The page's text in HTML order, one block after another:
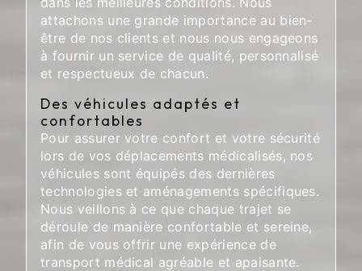
attachons une grande importance au bien-
être de nos clients et nous nous engageons
à fournir un service de qualité, personnalisé
et respectueux de chacun.
Des véhicules adaptés et
confortables
Pour assurer votre confort et votre sécurité
lors de vos déplacements médicalisés, nos
véhicules sont équipés des dernières
technologies et aménagements spécifiques.
Nous veillons à ce que chaque trajet se
déroule de manière confortable et sereine,
afin de vous offrir une expérience de
transport médical agréable et apaisante.